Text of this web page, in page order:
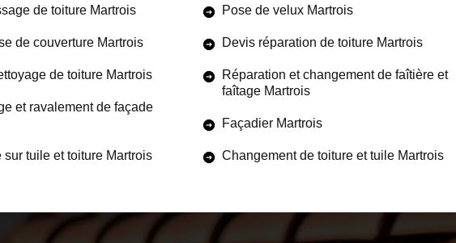
de toiture Martrois
de couverture Martrois
de toiture Martrois
et ravalement de façade
sur tuile et toiture Martrois
Pose de velux Martrois
Devis réparation de toiture Martrois
Réparation et changement de faîtière et
faîtage Martrois
Façadier Martrois
Changement de toiture et tuile Martrois